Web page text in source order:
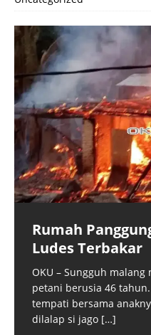
Rumah
Ludes Terbakar
OKU – Sungguh
petani berusia 46
tempati bersama
dilalap si jago […]